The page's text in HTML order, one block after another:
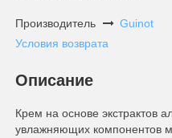
Производитель
Guinot
Условия возврата
Описание
Крем на основе экстрактов
увлажняющих компонентов